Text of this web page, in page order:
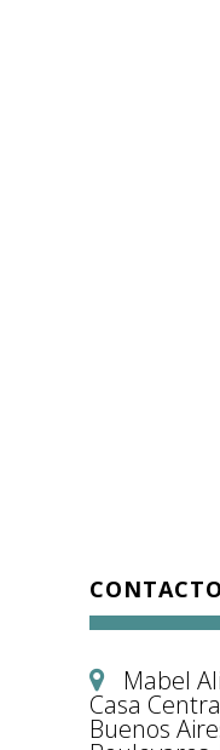
CONTACTO
Mabel
Casa
Buenos